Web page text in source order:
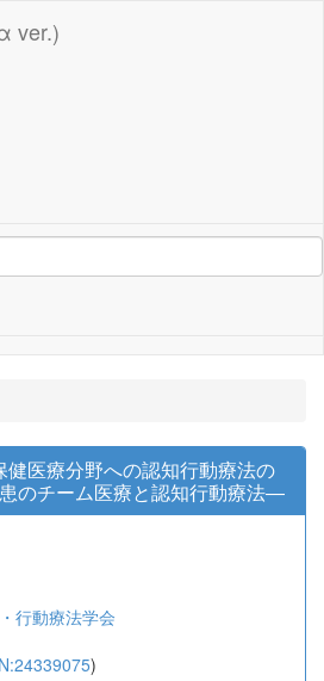
ver.)
健医療分野への認知行動療法の
のチーム医療と認知行動療法―
行動療法学会
)